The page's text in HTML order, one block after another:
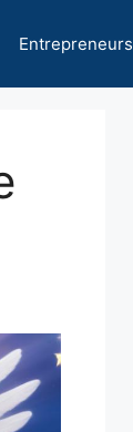
Entrepreneurs